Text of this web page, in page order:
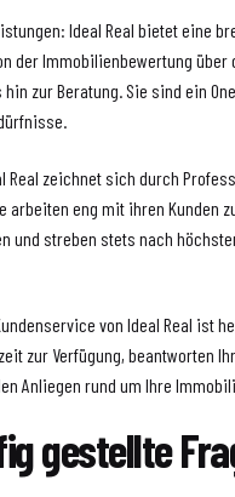
Ideal Real bietet eine
der Immobilienbewertung über
zur Beratung. Sie sind ein
Real zeichnet sich durch
arbeiten eng mit ihren Kunden
und streben stets nach
von Ideal Real ist
zur Verfügung, beantworten
Anliegen rund um Ihre
gestellte